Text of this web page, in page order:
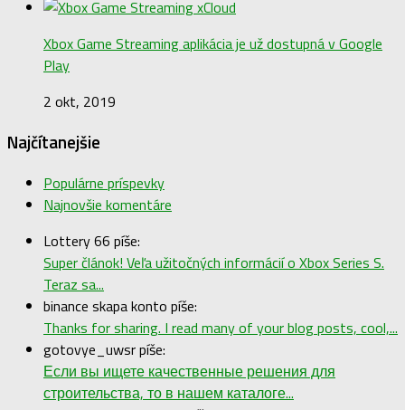
Xbox Game Streaming aplikácia je už dostupná v Google
Play
2 okt, 2019
Najčítanejšie
Populárne príspevky
Najnovšie komentáre
Lottery 66 píše:
Super článok! Veľa užitočných informácií o Xbox Series S.
Teraz sa...
binance skapa konto píše:
Thanks for sharing. I read many of your blog posts, cool,...
gotovye_uwsr píše:
Если вы ищете качественные решения для
строительства, то в нашем каталоге...